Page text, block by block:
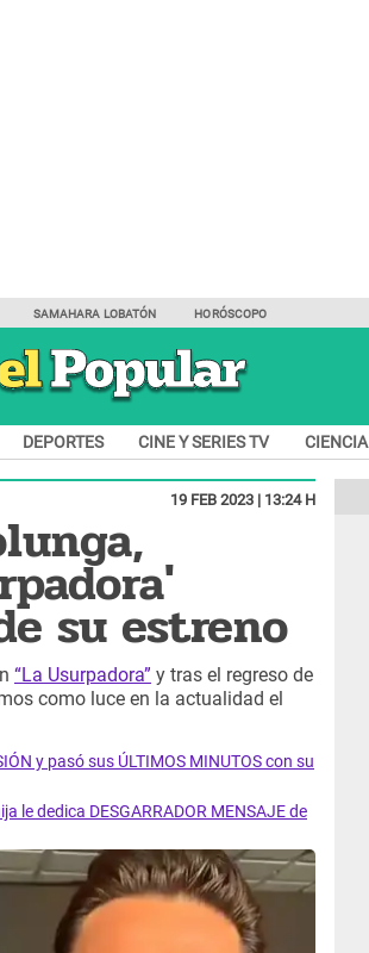
SAMAHARA LOBATÓN HORÓSCOPO
DEPORTES CINE Y SERIES TV CIENCIA
19 FEB 2023 | 13:24 H
su estreno
“La Usurpadora” y tras el regreso de
como luce en la actualidad el
y pasó sus ÚLTIMOS MINUTOS con su
dedica DESGARRADOR MENSAJE de